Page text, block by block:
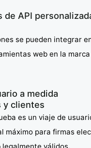
de API
se pueden integrar
web en la
a medida
y clientes
es un viaje de
máximo para firmas
válidos.